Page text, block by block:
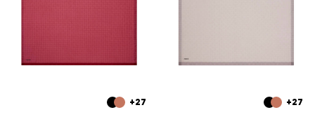
+27 +27